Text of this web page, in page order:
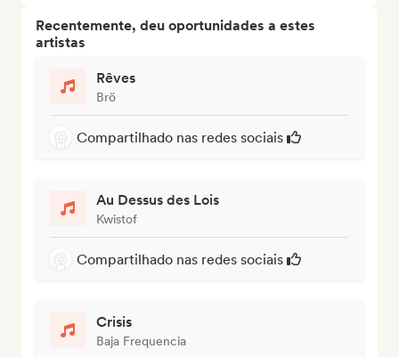
Recentemente, deu oportunidades a estes
artistas
Rêves
Brö
Compartilhado nas redes sociais
Au Dessus des Lois
Kwistof
Compartilhado nas redes sociais
Crisis
Baja Frequencia